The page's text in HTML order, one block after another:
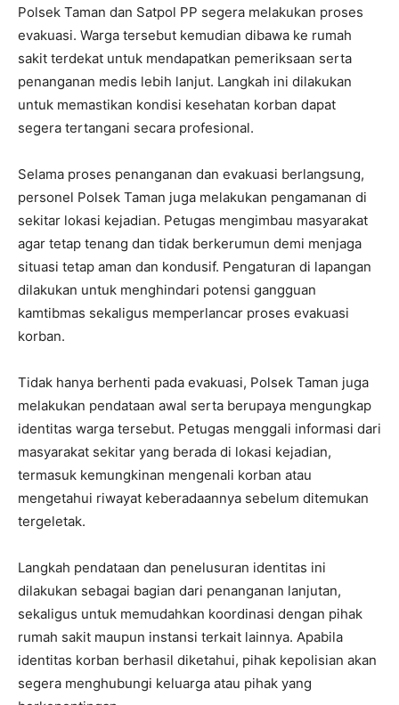
Polsek Taman dan Satpol PP segera melakukan proses
evakuasi. Warga tersebut kemudian dibawa ke rumah
sakit terdekat untuk mendapatkan pemeriksaan serta
penanganan medis lebih lanjut. Langkah ini dilakukan
untuk memastikan kondisi kesehatan korban dapat
segera tertangani secara profesional.
Selama proses penanganan dan evakuasi berlangsung,
personel Polsek Taman juga melakukan pengamanan di
sekitar lokasi kejadian. Petugas mengimbau masyarakat
agar tetap tenang dan tidak berkerumun demi menjaga
situasi tetap aman dan kondusif. Pengaturan di lapangan
dilakukan untuk menghindari potensi gangguan
kamtibmas sekaligus memperlancar proses evakuasi
korban.
Tidak hanya berhenti pada evakuasi, Polsek Taman juga
melakukan pendataan awal serta berupaya mengungkap
identitas warga tersebut. Petugas menggali informasi dari
masyarakat sekitar yang berada di lokasi kejadian,
termasuk kemungkinan mengenali korban atau
mengetahui riwayat keberadaannya sebelum ditemukan
tergeletak.
Langkah pendataan dan penelusuran identitas ini
dilakukan sebagai bagian dari penanganan lanjutan,
sekaligus untuk memudahkan koordinasi dengan pihak
rumah sakit maupun instansi terkait lainnya. Apabila
identitas korban berhasil diketahui, pihak kepolisian akan
segera menghubungi keluarga atau pihak yang